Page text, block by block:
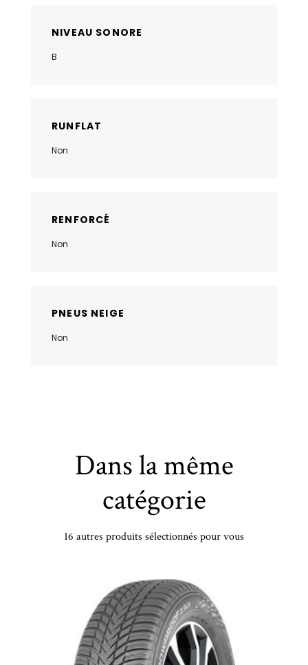
NIVEAU SONORE
B
RUNFLAT
Non
RENFORCÉ
Non
PNEUS NEIGE
Non
Dans la même
catégorie
16 autres produits sélectionnés pour vous